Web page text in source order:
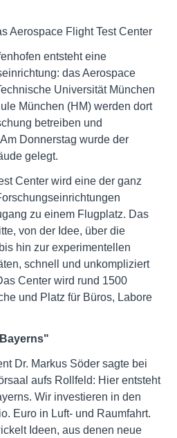
Aerospace Flight Test Center
entsteht eine
das Aerospace
Universität München
München (HM) werden dort
betreiben und
Donnerstag wurde der
gelegt.
Center wird eine der ganz
zu einem Flugplatz. Das
von der Idee, über die
hin zur experimentellen
schnell und unkompliziert
Center wird rund 1500
und Platz für Büros, Labore
Dr. Markus Söder sagte bei
aufs Rollfeld: Hier entsteht
Wir investieren in den
Euro in Luft- und Raumfahrt.
Ideen, aus denen neue